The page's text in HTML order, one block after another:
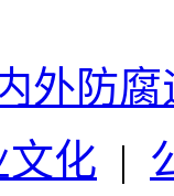
外防腐
文化 |